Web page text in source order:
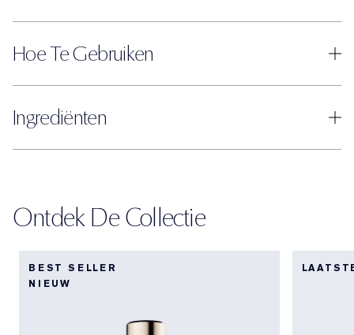
Hoe Te Gebruiken
Ingrediënten
Ontdek De Collectie
BEST SELLER
NIEUW